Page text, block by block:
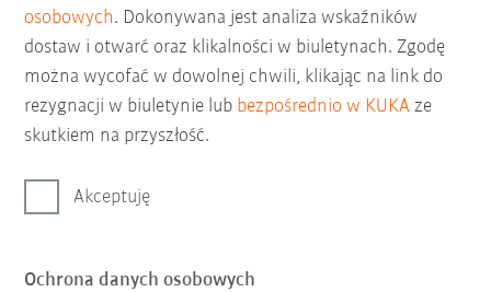
osobowych. Dokonywana jest analiza wskaźników
dostaw i otwarć oraz klikalności w biuletynach. Zgodę
można wycofać w dowolnej chwili, klikając na link do
rezygnacji w biuletynie lub bezpośrednio w KUKA ze
skutkiem na przyszłość.
Akceptuję
Ochrona danych osobowych